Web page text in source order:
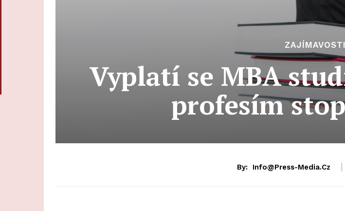
ZAJÍMAVOSTI
Vyplatí se MBA
profesím
By: Info@press-Media.cz